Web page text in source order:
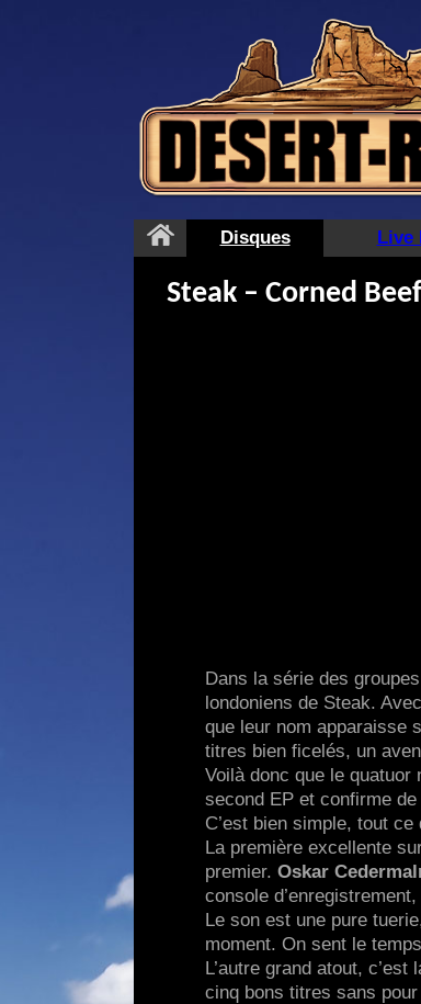
Disques Live
Steak – Corned
Dans la série des
londoniens de Steak.
que leur nom apparaisse
titres bien ficelés, un
Voilà donc que le
second EP et confirme
C’est bien simple, tout
La première excellente
premier. Oskar
console
Le son est une pure
moment. On sent le
L’autre grand atout,
cinq bons titres sans